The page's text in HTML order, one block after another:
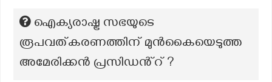
ഐക്യരാഷ്ട്ര സഭയുടെ
രൂപവത്കരണത്തിന് മുൻകൈയെടുത്ത
അമേരിക്കൻ പ്രസിഡൻ്റ് ?